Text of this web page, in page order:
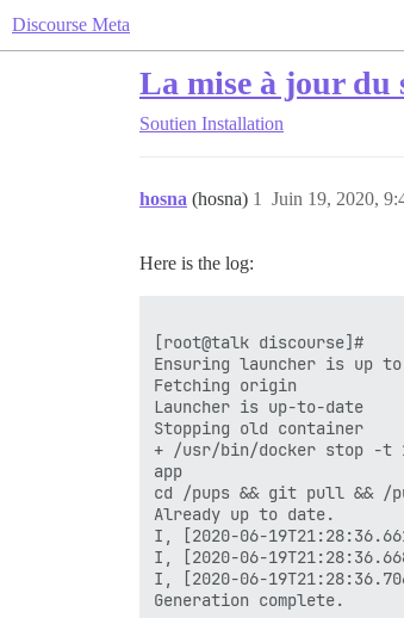
Discourse Meta
La mise à jour du
Soutien Installation
hosna (hosna) Juin 19, 2020,
1
Here is the log: